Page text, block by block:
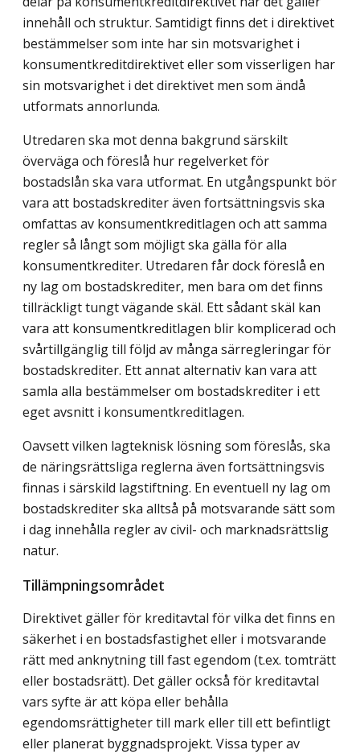
innehåll och struktur. Samtidigt finns det i direktivet
bestämmelser som inte har sin motsvarighet i
konsumentkreditdirektivet eller som visserligen har
sin motsvarighet i det direktivet men som ändå
utformats annorlunda.
Utredaren ska mot denna bakgrund särskilt
överväga och föreslå hur regelverket för
bostadslån ska vara utformat. En utgångspunkt bör
vara att bostadskrediter även fortsättningsvis ska
omfattas av konsumentkreditlagen och att samma
regler så långt som möjligt ska gälla för alla
konsumentkrediter. Utredaren får dock föreslå en
ny lag om bostadskrediter, men bara om det finns
tillräckligt tungt vägande skäl. Ett sådant skäl kan
vara att konsumentkreditlagen blir komplicerad och
svårtillgänglig till följd av många särregleringar för
bostadskrediter. Ett annat alternativ kan vara att
samla alla bestämmelser om bostadskrediter i ett
eget avsnitt i konsumentkreditlagen.
Oavsett vilken lagteknisk lösning som föreslås, ska
de näringsrättsliga reglerna även fortsättningsvis
finnas i särskild lagstiftning. En eventuell ny lag om
bostadskrediter ska alltså på motsvarande sätt som
i dag innehålla regler av civil- och marknadsrättslig
natur.
Tillämpningsområdet
Direktivet gäller för kreditavtal för vilka det finns en
säkerhet i en bostadsfastighet eller i motsvarande
rätt med anknytning till fast egendom (t.ex. tomträtt
eller bostadsrätt). Det gäller också för kreditavtal
vars syfte är att köpa eller behålla
egendomsrättigheter till mark eller till ett befintligt
eller planerat byggnadsprojekt. Vissa typer av